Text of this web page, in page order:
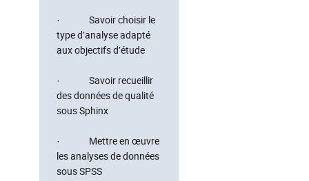
· Savoir choisir le
type d’analyse adapté
aux objectifs d’étude
· Savoir recueillir
des données de qualité
sous Sphinx
· Mettre en œuvre
les analyses de données
sous SPSS